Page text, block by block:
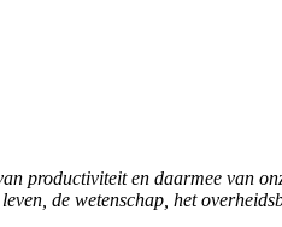
productiviteit en daarmee van
de wetenschap, het